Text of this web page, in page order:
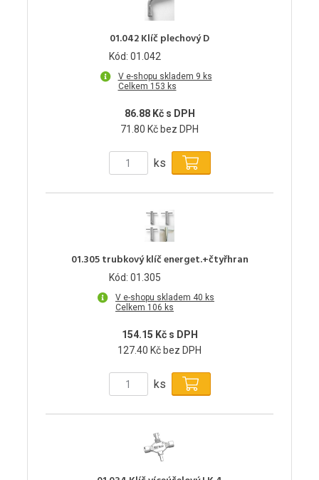
01.042 Klíč plechový D
Kód: 01.042
V e-shopu skladem 9 ks
Celkem 153 ks
86.88 Kč s DPH
71.80 Kč bez DPH
ks
01.305 trubkový klíč energet.+čtyřhran
Kód: 01.305
V e-shopu skladem 40 ks
Celkem 106 ks
154.15 Kč s DPH
127.40 Kč bez DPH
ks